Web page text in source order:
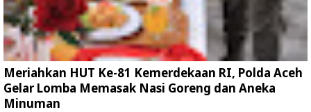
Meriahkan HUT Ke-81 Kemerdekaan RI, Polda Aceh
Gelar Lomba Memasak Nasi Goreng dan Aneka
Minuman